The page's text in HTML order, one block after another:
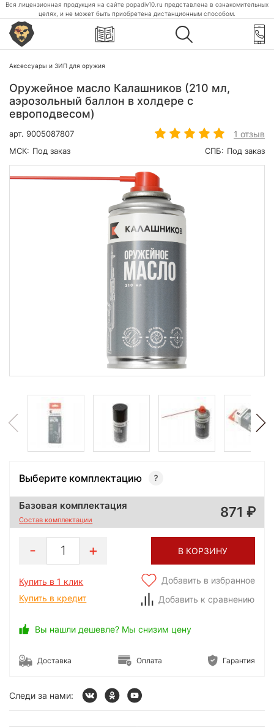
Вся лицензионная продукция на сайте popadiv10.ru представлена в ознакомительных
целях, и не может быть приобретена дистанционным способом.
Аксессуары и ЗИП для оружия
Оружейное масло Калашников (210 мл,
аэрозольный баллон в холдере с
европодвесом)
арт. 9005087807 1 отзыв
МСК: Под заказ СПБ: Под заказ
Выберите комплектацию
Базовая комплектация
Состав комплектации 871
1 В КОРЗИНУ
Купить в 1 клик
Купить в кредит
Добавить в избранное
Добавить к сравнению
Вы нашли дешевле? Мы снизим цену
Доставка Оплата Гарантия
Следи за нами: